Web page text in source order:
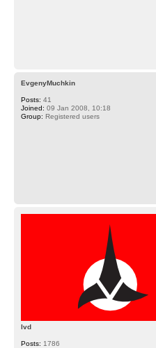
EvgenyMuchkin
Posts: 41
Joined: 09 Jan 2008, 10:18
Group: Registered users
lvd
Posts: 1786